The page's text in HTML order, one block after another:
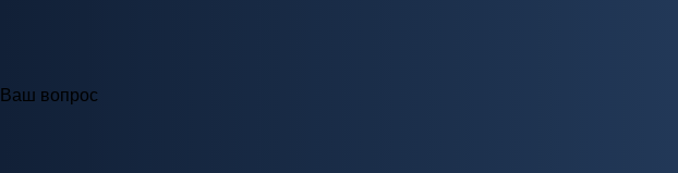
Ваш вопрос